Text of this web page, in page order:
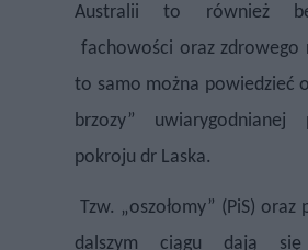
Australii to również
fachowości oraz zdrowego
to samo można powiedzieć
brzozy” uwiarygodnianej
pokroju dr Laska.
Tzw. „oszołomy” (PiS) oraz
dalszym ciągu dają